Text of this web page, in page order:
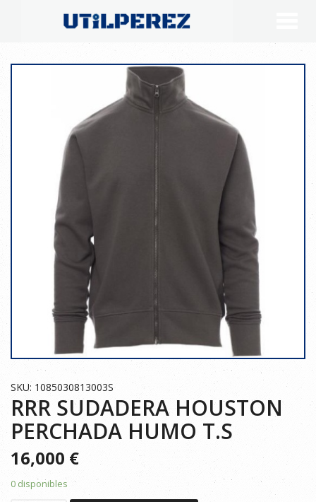
SKU: 1085030813003S
RRR SUDADERA HOUSTON
PERCHADA HUMO T.S
16,000 €
0 disponibles